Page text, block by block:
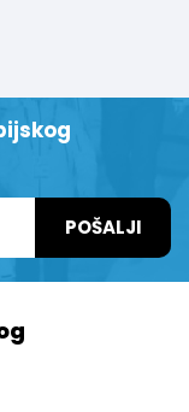
POŠALJI